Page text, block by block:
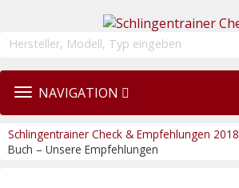
TOGGLE
NAVIGATION
Schlingentrainer Check & Empfehlungen 2018
Buch – Unsere Empfehlungen